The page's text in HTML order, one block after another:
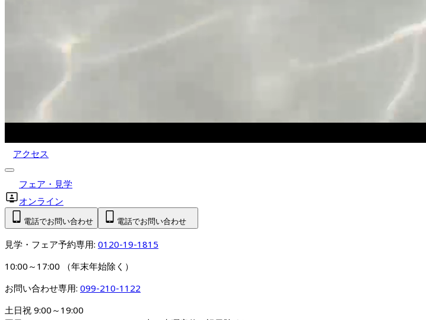
アクセス
フェア・見学
オンライン
電話でお問い合わせ 電話でお問い合わせ
見学・フェア予約専用: 0120-19-1815
10:00～17:00 （年末年始除く）
お問い合わせ専用: 099-210-1122
土日祝 9:00～19:00